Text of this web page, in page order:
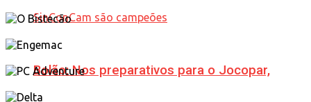
Bolão: Nos preparativos para o Jocopar,